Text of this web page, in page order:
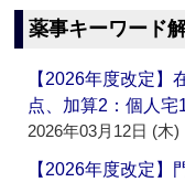
薬事キーワード
【2026年度改定
点、加算2：個人
2026年03月12日 (木)
【2026年度改定